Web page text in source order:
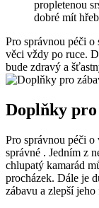
‌propletenou
dobré mít‌
Pro správnou ‌péči o
věci vždy po ruce.
bude zdravý a
Doplňky
Pro správnou⁤ péči o
správné . Jedním z
chlupatý kamarád
procházek. Dále ‌je
zábavu a zlepší